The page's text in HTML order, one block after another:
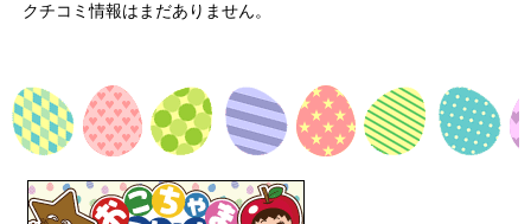
クチコミ情報はまだありません。